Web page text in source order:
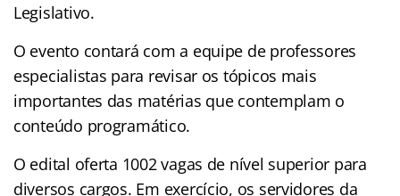
Legislativo.
O evento contará com a equipe de professores
especialistas para revisar os tópicos mais
importantes das matérias que contemplam o
conteúdo programático.
O edital oferta 1002 vagas de nível superior para
diversos cargos. Em exercício, os servidores da